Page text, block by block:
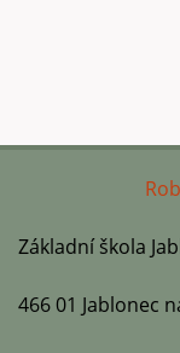
Základní škola
466 01 Jablonec